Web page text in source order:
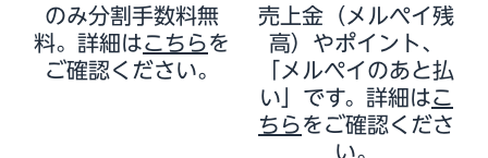
のみ分割手数料無
料。詳細はこちら を
ご確認ください。
売上金（メルペイ残
高）やポイント、
「メルペイのあと払
い」です。詳細はこ
ちら をご確認くださ
い。